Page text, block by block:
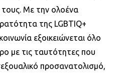
Με την ολοένα
της LGBTIQ+
εξοικειώνεται όλο
με τις ταυτότητες που
προσανατολισμό,